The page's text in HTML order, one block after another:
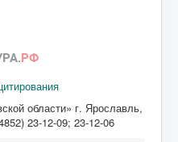
области» г. Ярославль,
23-12-09; 23-12-06